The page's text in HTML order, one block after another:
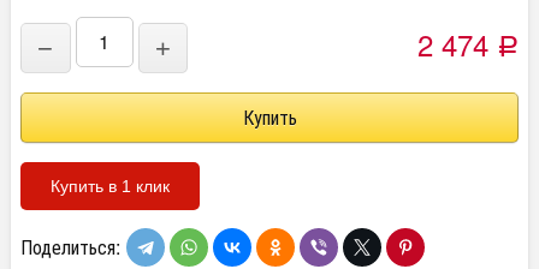
− + 2 474 Р
Купить в 1 клик
Поделиться: